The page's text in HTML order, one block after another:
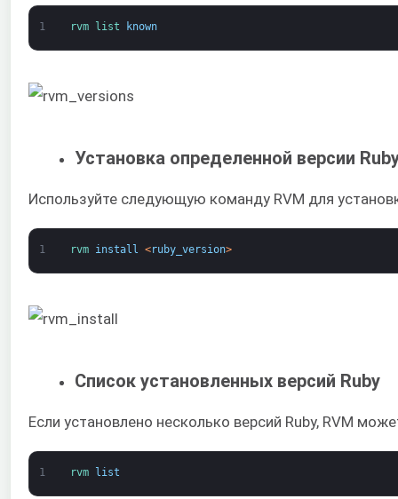
1 rvm list known
Установка определенной версии
Используйте следующую команду RVM для
1 rvm install <ruby_version>
Список установленных версий Ruby
Если установлено несколько версий Ruby, RVM
1 rvm list